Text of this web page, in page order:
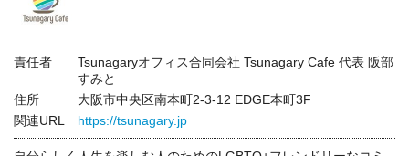
責任者
Tsunagaryオフィス合同会社 Tsunagary Cafe 代表 阪部
すみと
住所
大阪市中央区南本町2-3-12 EDGE本町3F
関連URL
https://tsunagary.jp